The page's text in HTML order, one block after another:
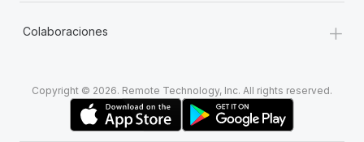
Colaboraciones +
Copyright © 2026. Remote Technology, Inc. All rights reserved.